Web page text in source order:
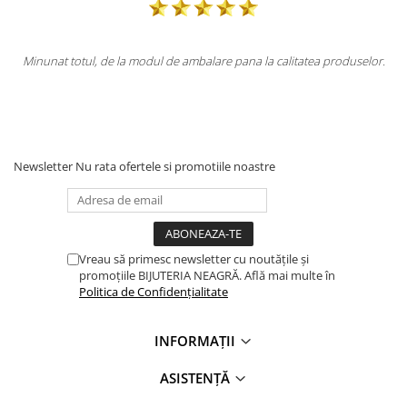
Totul la superlativ! Produsul, fix descrierea, ambalaj, livrare.
Newsletter Nu rata ofertele si promotiile noastre
Vreau să primesc newsletter cu noutățile și
promoțiile BIJUTERIA NEAGRĂ. Află mai multe în
Politica de Confidențialitate
INFORMAȚII
ASISTENȚĂ